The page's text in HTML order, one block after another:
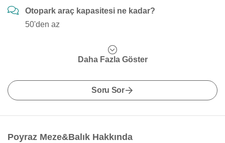
Otopark araç kapasitesi ne kadar?
50'den az
Daha Fazla Göster
Soru Sor
Poyraz Meze&Balık Hakkında